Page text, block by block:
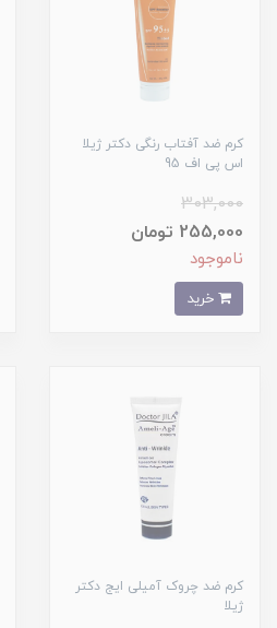
کرم ضد آفتاب رنگی دکتر ژیلا
اس پی اف 95
303,000
255,000 تومان
ناموجود
کرم ضد چروک آمیلی ایج دکتر
ژیلا